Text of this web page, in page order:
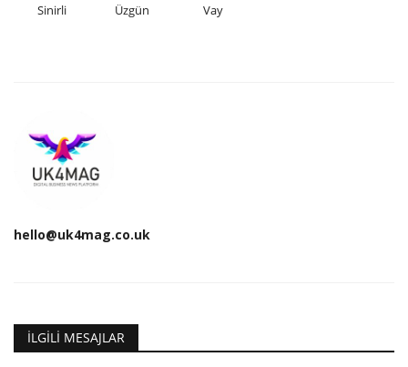
Sinirli Üzgün Vay
hello@uk4mag.co.uk
İLGILI MESAJLAR